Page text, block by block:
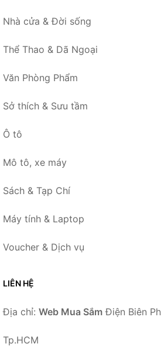
Nhà cửa & Đời sống
Thể Thao & Dã Ngoại
Văn Phòng Phẩm
Sở thích & Sưu tầm
Ô tô
Mô tô, xe máy
Sách & Tạp Chí
Máy tính & Laptop
Voucher & Dịch vụ
LIÊN HỆ
Địa chỉ: Web Mua Sắm Điện Biên
Tp.HCM